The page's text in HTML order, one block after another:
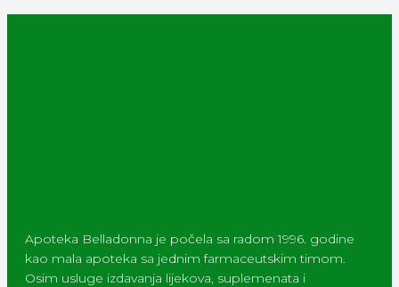
Apoteka Belladonna je počela sa radom 1996. godine
kao mala apoteka sa jednim farmaceutskim timom.
Osim usluge izdavanja lijekova, suplemenata i